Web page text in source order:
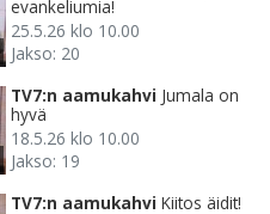
evankeliumia!
25.5.26 klo 10.00
Jakso: 20
TV7:n aamukahvi Jumala on
hyvä
18.5.26 klo 10.00
Jakso: 19
TV7:n aamukahvi Kiitos äidit!